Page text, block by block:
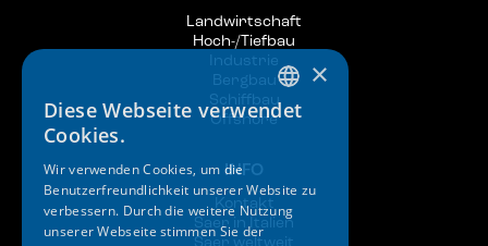
Landwirtschaft
Hoch-/Tiefbau
Industrie
Bergbau
Schiffbau
Offshore
INFO
Kontakt
Saer in Italien
ITALIAN
SPANISH
GERMAN
×
Diese Webseite verwendet
Cookies.
Wir verwenden Cookies, um die
Benutzerfreundlichkeit unserer Website zu
verbessern. Durch die weitere Nutzung
unserer Webseite stimmen Sie der